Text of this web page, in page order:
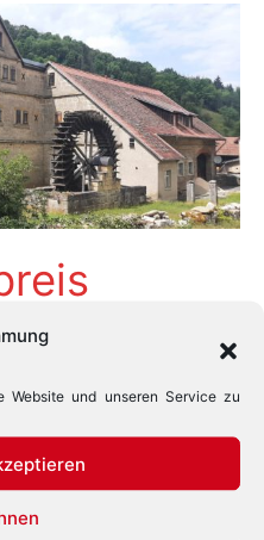
Website und unseren Service zu
Baden-
2024 –